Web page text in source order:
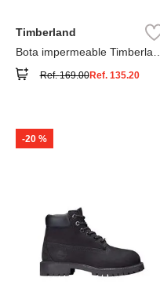
Timberland
Bota impermeable Timberland
Ref.169.00Ref. 135.20
-20 %